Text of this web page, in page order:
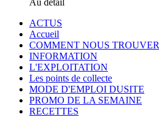
Au détail
ACTUS
Accueil
COMMENT NOUS TROUVER
INFORMATION
L'EXPLOITATION
Les points de collecte
MODE D'EMPLOI DUSITE
PROMO DE LA SEMAINE
RECETTES